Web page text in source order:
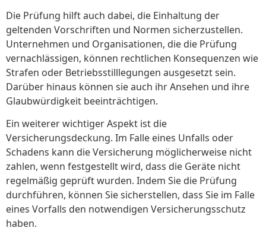
Die Prüfung hilft auch dabei, die Einhaltung der
geltenden Vorschriften und Normen sicherzustellen.
Unternehmen und Organisationen, die die Prüfung
vernachlässigen, können rechtlichen Konsequenzen wie
Strafen oder Betriebsstilllegungen ausgesetzt sein.
Darüber hinaus können sie auch ihr Ansehen und ihre
Glaubwürdigkeit beeinträchtigen.
Ein weiterer wichtiger Aspekt ist die
Versicherungsdeckung. Im Falle eines Unfalls oder
Schadens kann die Versicherung möglicherweise nicht
zahlen, wenn festgestellt wird, dass die Geräte nicht
regelmäßig geprüft wurden. Indem Sie die Prüfung
durchführen, können Sie sicherstellen, dass Sie im Falle
eines Vorfalls den notwendigen Versicherungsschutz
haben.